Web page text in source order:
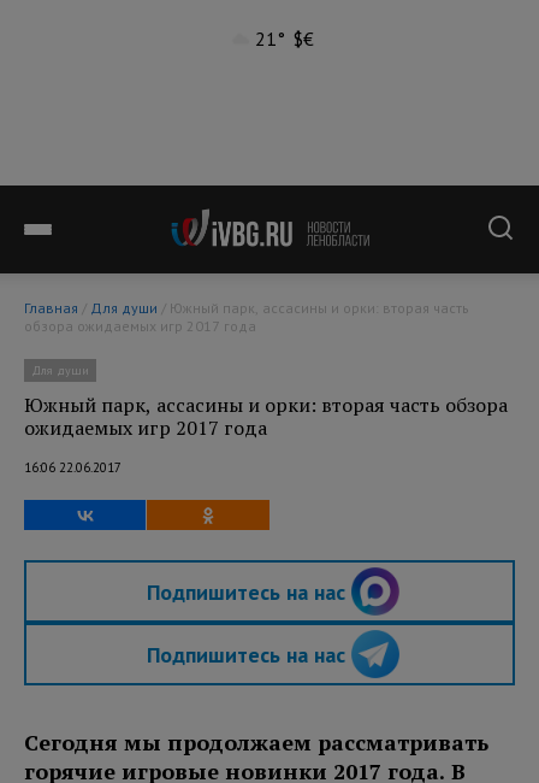
21° $€
Главная / Для души
обзора ожидаемых игр 2017 года
Для души
Южный парк, ассасины и орки: вторая часть обзора
ожидаемых игр 2017 года
16:06 22.06.2017
Подпишитесь на нас
Подпишитесь на нас
Сегодня мы продолжаем рассматривать
горячие игровые новинки 2017 года. В